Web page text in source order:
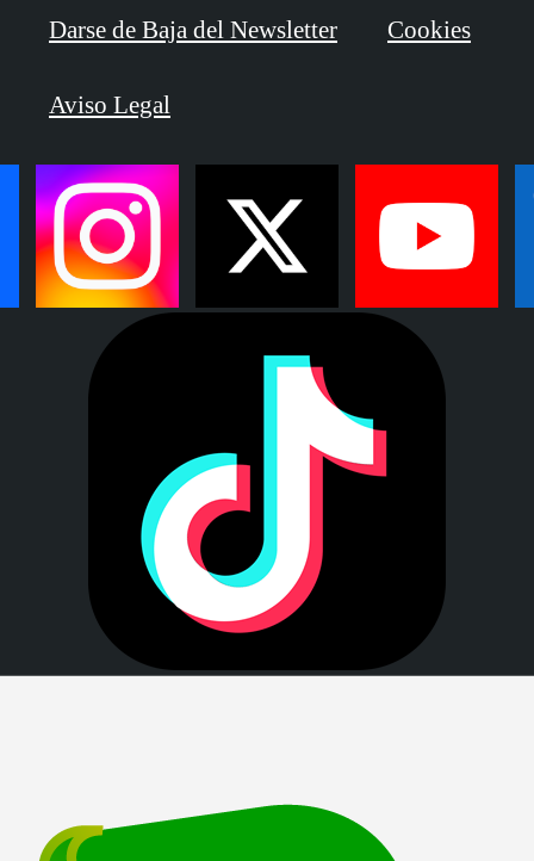
Darse de Baja del Newsletter Cookies
Aviso Legal